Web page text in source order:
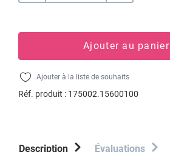
Ajouter au panier
Ajouter à la liste de souhaits
Réf. produit : 175002.15600100
Description Évaluations